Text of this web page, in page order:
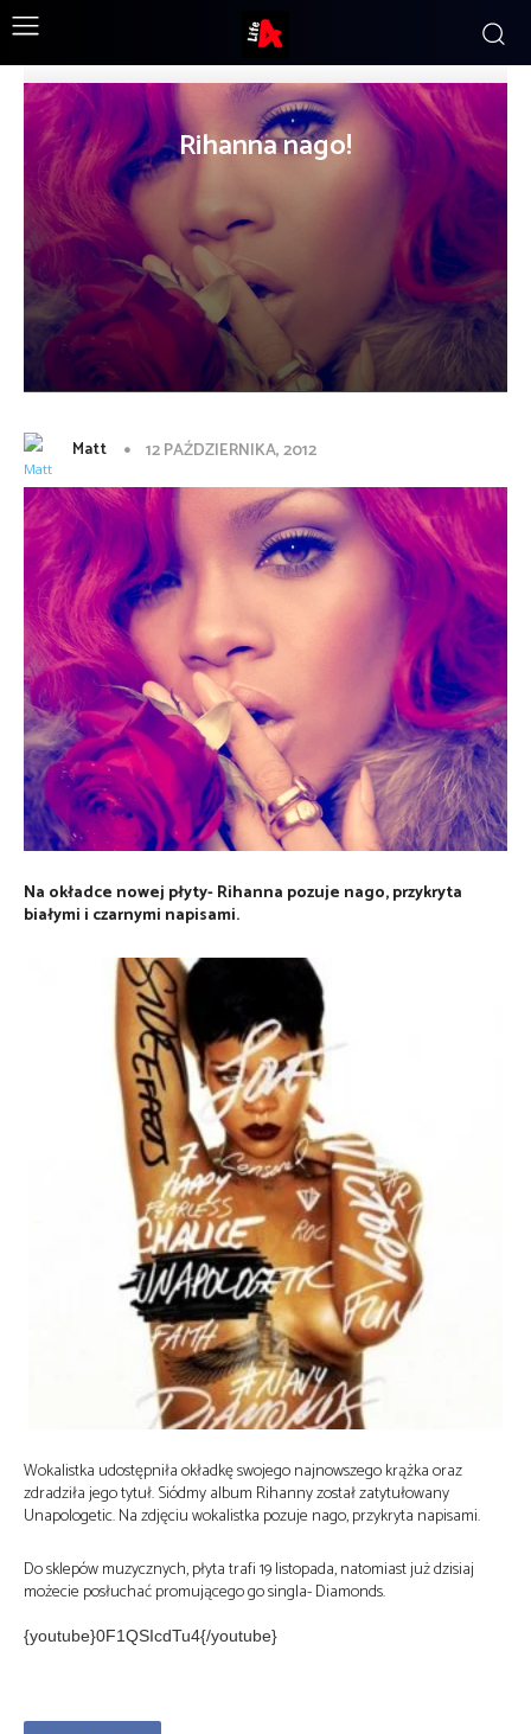
Rihanna nago!
Matt 12 PAŹDZIERNIKA, 2012
Na okładce nowej płyty- Rihanna pozuje nago, przykryta
białymi i czarnymi napisami.
Wokalistka udostępniła okładkę swojego najnowszego krążka oraz
zdradziła jego tytuł. Siódmy album Rihanny został zatytułowany
Unapologetic. Na zdjęciu wokalistka pozuje nago, przykryta napisami.
Do sklepów muzycznych, płyta trafi 19 listopada, natomiast już dzisiaj
możecie posłuchać promującego go singla- Diamonds.
{youtube}0F1QSIcdTu4{/youtube}